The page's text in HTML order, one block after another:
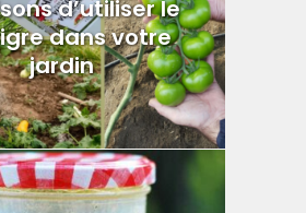
d’utiliser le
dans votre
jardin